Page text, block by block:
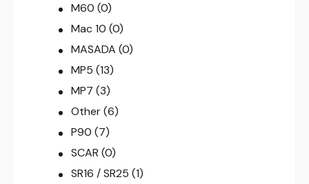
M60 (0)
Mac 10 (0)
MASADA (0)
MP5 (13)
MP7 (3)
Other (6)
P90 (7)
SCAR (0)
SR16 / SR25 (1)